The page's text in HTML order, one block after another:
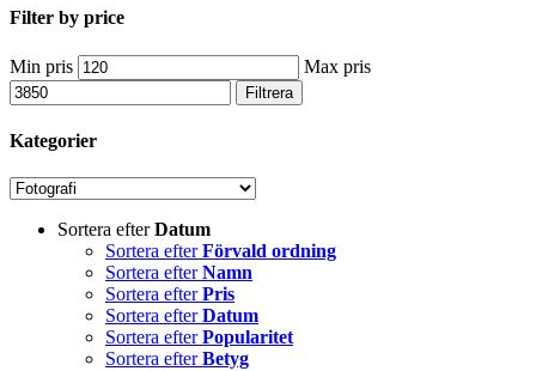
Filter by price
Min pris Max pris
Filtrera
Kategorier
Sortera efterDatum
Sortera efterFörvald ordning
Sortera efterNamn
Sortera efterPris
Sortera efterDatum
Sortera efterPopularitet
Sortera efterBetyg